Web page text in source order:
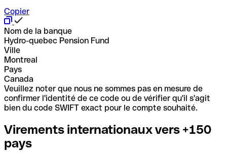
Copier
Nom de la banque
Hydro-quebec Pension Fund
Ville
Montreal
Pays
Canada
Veuillez noter que nous ne sommes pas en mesure de
confirmer l'identité de ce code ou de vérifier qu'il s'agit
bien du code SWIFT exact pour le compte souhaité.
Virements internationaux vers +150
pays